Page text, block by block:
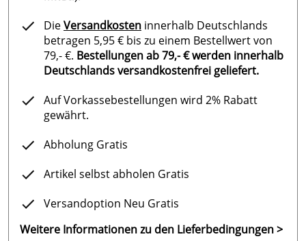
DieVersandkosten innerhalb Deutschlands
betragen 5,95 € bis zu einem Bestellwert von
79,- €. Bestellungen ab 79,- € werden innerhalb
Deutschlands versandkostenfrei geliefert.
Auf Vorkassebestellungen wird 2% Rabatt
gewährt.
Abholung Gratis
Artikel selbst abholen Gratis
Versandoption Neu Gratis
Weitere Informationen zu den Lieferbedingungen >